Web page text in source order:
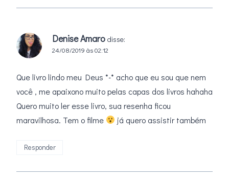
Denise Amaro disse:
24/08/2019 às 02:12
Que livro lindo meu Deus *-* acho que eu sou que nem
você , me apaixono muito pelas capas dos livros hahaha
Quero muito ler esse livro, sua resenha ficou
maravilhosa. Tem o filme
já quero assistir também
Responder